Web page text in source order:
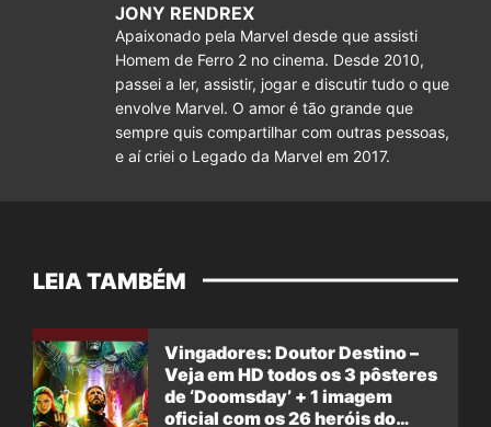
JONY RENDREX
Apaixonado pela Marvel desde que assisti
Homem de Ferro 2 no cinema. Desde 2010,
passei a ler, assistir, jogar e discutir tudo o que
envolve Marvel. O amor é tão grande que
sempre quis compartilhar com outras pessoas,
e aí criei o Legado da Marvel em 2017.
LEIA TAMBÉM
Vingadores: Doutor Destino –
Veja em HD todos os 3 pôsteres
de ‘Doomsday’ + 1 imagem
oficial com os 26 heróis do